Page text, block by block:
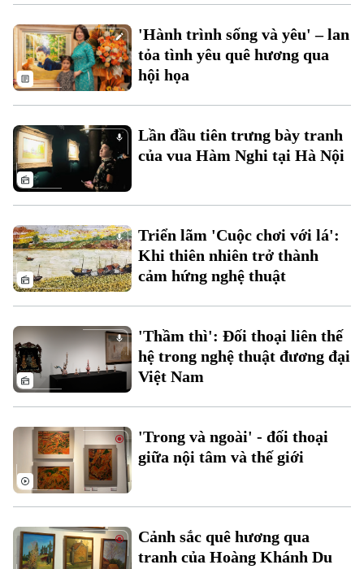
Theo dõi Hà Nội On
Đất đai
Kinh nghiệm
Tàu
Xe máy
Thị trường
Tuyển sinh
Hướng nghiệp
Văn hóa
Tin tức
Di tích
Sức khỏe
Y tế
Dinh dưỡng
Tư vấn sức khỏe
Bóng đá
Quần vợt
Golf
Giải trí
Tin tức
Sao
Điện ảnh
Âm nhạc
Đã phát sóng
'Hành trình sống và yêu' – lan
tỏa tình yêu quê hương qua
hội họa
Lần đầu tiên trưng bày tranh
của vua Hàm Nghi tại Hà Nội
Triển lãm 'Cuộc chơi với lá':
Khi thiên nhiên trở thành
cảm hứng nghệ thuật
'Thầm thì': Đối thoại liên thế
hệ trong nghệ thuật đương đại
Việt Nam
'Trong và ngoài' - đối thoại
giữa nội tâm và thế giới
Cảnh sắc quê hương qua
tranh của Hoàng Khánh Du